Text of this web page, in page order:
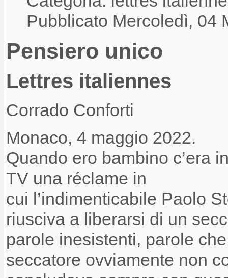
Pubblicato Mercoledì, 04
Pensiero unico
Lettres italiennes
Corrado Conforti
Monaco, 4 maggio 2022.
Quando ero bambino c’era
TV una réclame in
cui l’indimenticabile Paolo
riusciva a liberarsi di un
parole inesistenti, parole
seccatore ovviamente non